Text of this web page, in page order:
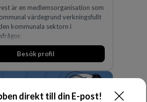
direkt till din E-post!
är en medlemsorganisation som
värdegrund verkningsfullt
kommunala sektorn i
Besök profil